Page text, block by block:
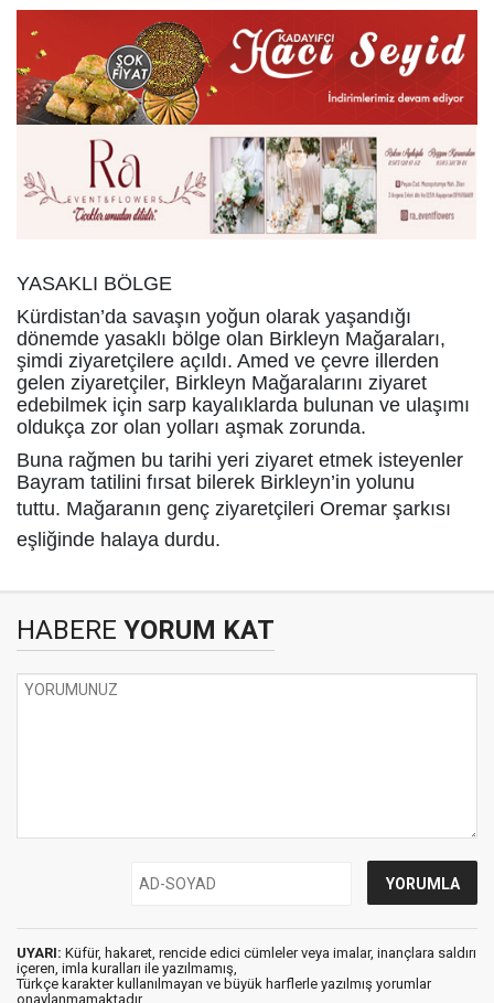
YASAKLI BÖLGE
Kürdistan’da savaşın yoğun olarak yaşandığı
dönemde yasaklı bölge olan Birkleyn Mağaraları,
şimdi ziyaretçilere açıldı. Amed ve çevre illerden
gelen ziyaretçiler, Birkleyn Mağaralarını ziyaret
edebilmek için sarp kayalıklarda bulunan ve ulaşımı
oldukça zor olan yolları aşmak zorunda.
Buna rağmen bu tarihi yeri ziyaret etmek isteyenler
Bayram tatilini fırsat bilerek Birkleyn’in yolunu
tuttu. Mağaranın genç ziyaretçileri Oremar şarkısı
eşliğinde halaya durdu.
HABERE YORUM KAT
UYARI: Küfür, hakaret, rencide edici cümleler veya imalar, inançlara saldırı
içeren, imla kuralları ile yazılmamış,
Türkçe karakter kullanılmayan ve büyük harflerle yazılmış yorumlar
onaylanmamaktadır.